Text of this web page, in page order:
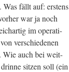
fällt auf: ers­tens
war ja noch
im ope­ra­ti­
ver­schie­de­nen
Wie auch bei weit­
sit­zen soll (ein